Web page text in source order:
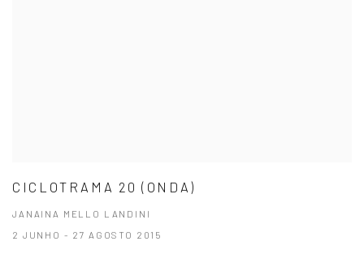
CICLOTRAMA 20 (ONDA)
JANAINA MELLO LANDINI
2 JUNHO - 27 AGOSTO 2015